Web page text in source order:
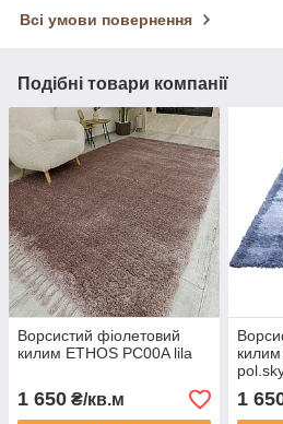
Всі умови повернення
Подібні товари компанії
Ворсистий фіолетовий
килим ETHOS PC00A lila
1 650 ₴/кв.м 1